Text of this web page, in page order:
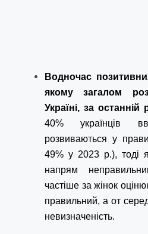
Водночас
якому загалом
Україні, за
40% українців
розвиваються у
49% у 2023 р.), тоді
напрям
частіше за жінок
правильний, а от
невизначеність.